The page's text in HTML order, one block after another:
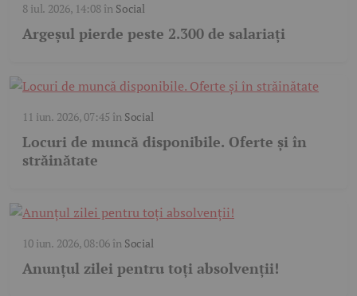
8 iul. 2026, 14:08în Social
Argeșul pierde peste 2.300 de salariați
11 iun. 2026, 07:45 în Social
Locuri de muncă disponibile. Oferte și în
străinătate
10 iun. 2026, 08:06în Social
Anunțul zilei pentru toți absolvenții!